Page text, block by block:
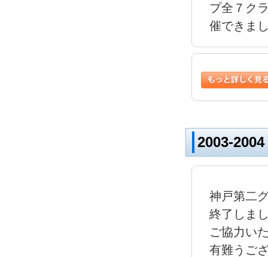
プ全７ク
催できま
2003-
神戸第二
終了しま
ご協力い
有難うご